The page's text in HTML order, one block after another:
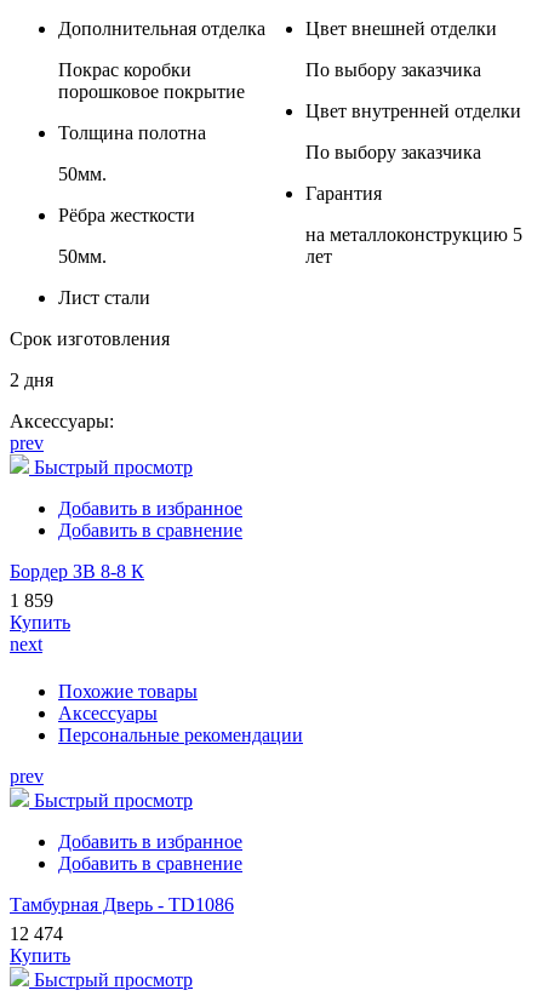
Дополнительная отделка
Покрас коробки
порошковое покрытие
Толщина полотна
50мм.
Рёбра жесткости
50мм.
Лист стали
Цвет внешней отделки
По выбору заказчика
Цвет внутренней отделки
По выбору заказчика
Гарантия
на металлоконструкцию 5
лет
Срок изготовления
2 дня
Аксессуары:
prev
Быстрый просмотр
Добавить в избранное
Добавить в сравнение
Бордер ЗВ 8-8 К
1 859
Купить
next
Похожие товары
Аксессуары
Персональные рекомендации
prev
Быстрый просмотр
Добавить в избранное
Добавить в сравнение
Тамбурная Дверь - TD1086
12 474
Купить
Быстрый просмотр